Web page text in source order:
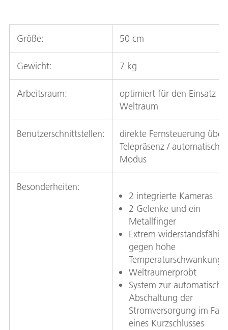
Größe: 50 cm
Gewicht: 7 kg
Arbeitsraum:
optimiert für den Einsatz im
Weltraum
Benutzerschnittstellen:
direkte Fernsteuerung über
Telepräsenz / automatischer
Modus
Besonderheiten:
2 integrierte Kameras
2 Gelenke und ein
Metallfinger
Extrem widerstandsfähig
gegen hohe
Weltraumerprobt
System zur
Abschaltung der
Stromversorgung im Falle
eines Kurzschlusses